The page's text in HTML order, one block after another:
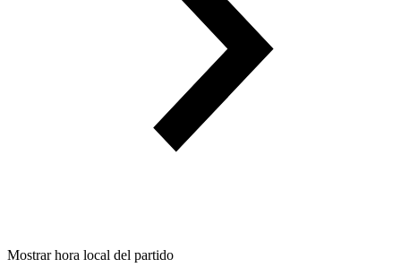
Mostrar hora local del partido